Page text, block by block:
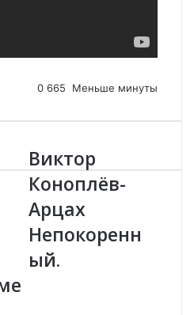
0 665 Меньше минуты
В
и
к
т
о
р
о
Виктор
Коноплёв-
Арцах
Непокоренн
ый.